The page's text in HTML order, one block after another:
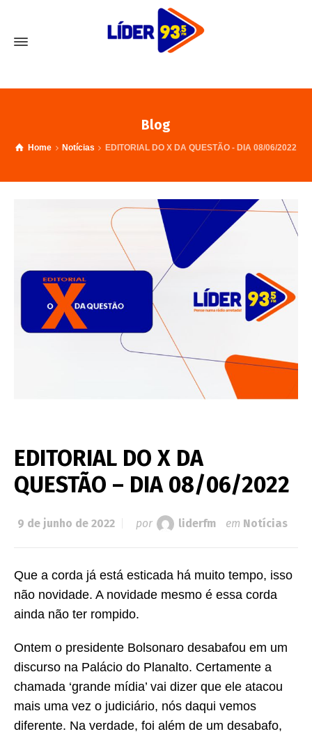
Blog
Home Notícias EDITORIAL DO X DA QUESTÃO - DIA 08/06/2022
EDITORIAL DO X DA
QUESTÃO – DIA 08/06/2022
9 de junho de 2022 por liderfm em Notícias
Que a corda já está esticada há muito tempo, isso
não novidade. A novidade mesmo é essa corda
ainda não ter rompido.
Ontem o presidente Bolsonaro desabafou em um
discurso na Palácio do Planalto. Certamente a
chamada ‘grande mídia’ vai dizer que ele atacou
mais uma vez o judiciário, nós daqui vemos
diferente. Na verdade, foi além de um desabafo,